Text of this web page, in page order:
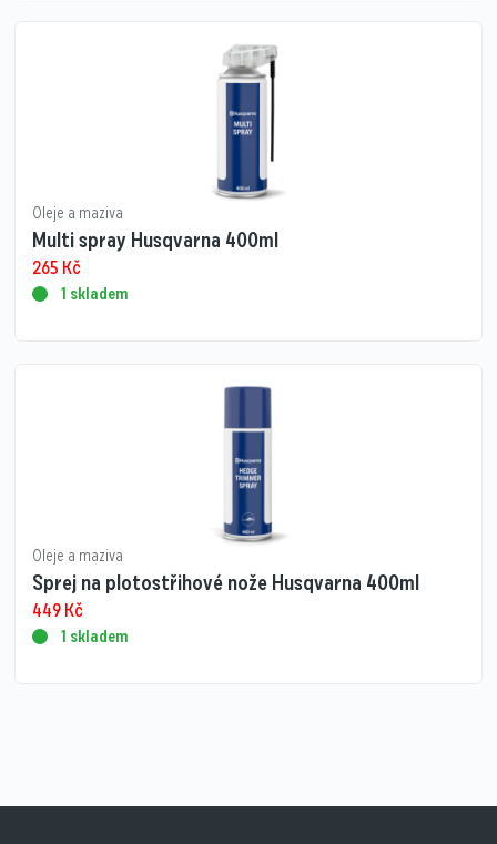
Oleje a maziva
Multi spray Husqvarna 400ml
265 Kč
1 skladem
Oleje a maziva
Sprej na plotostřihové nože Husqvarna 400ml
449Kč
1 skladem